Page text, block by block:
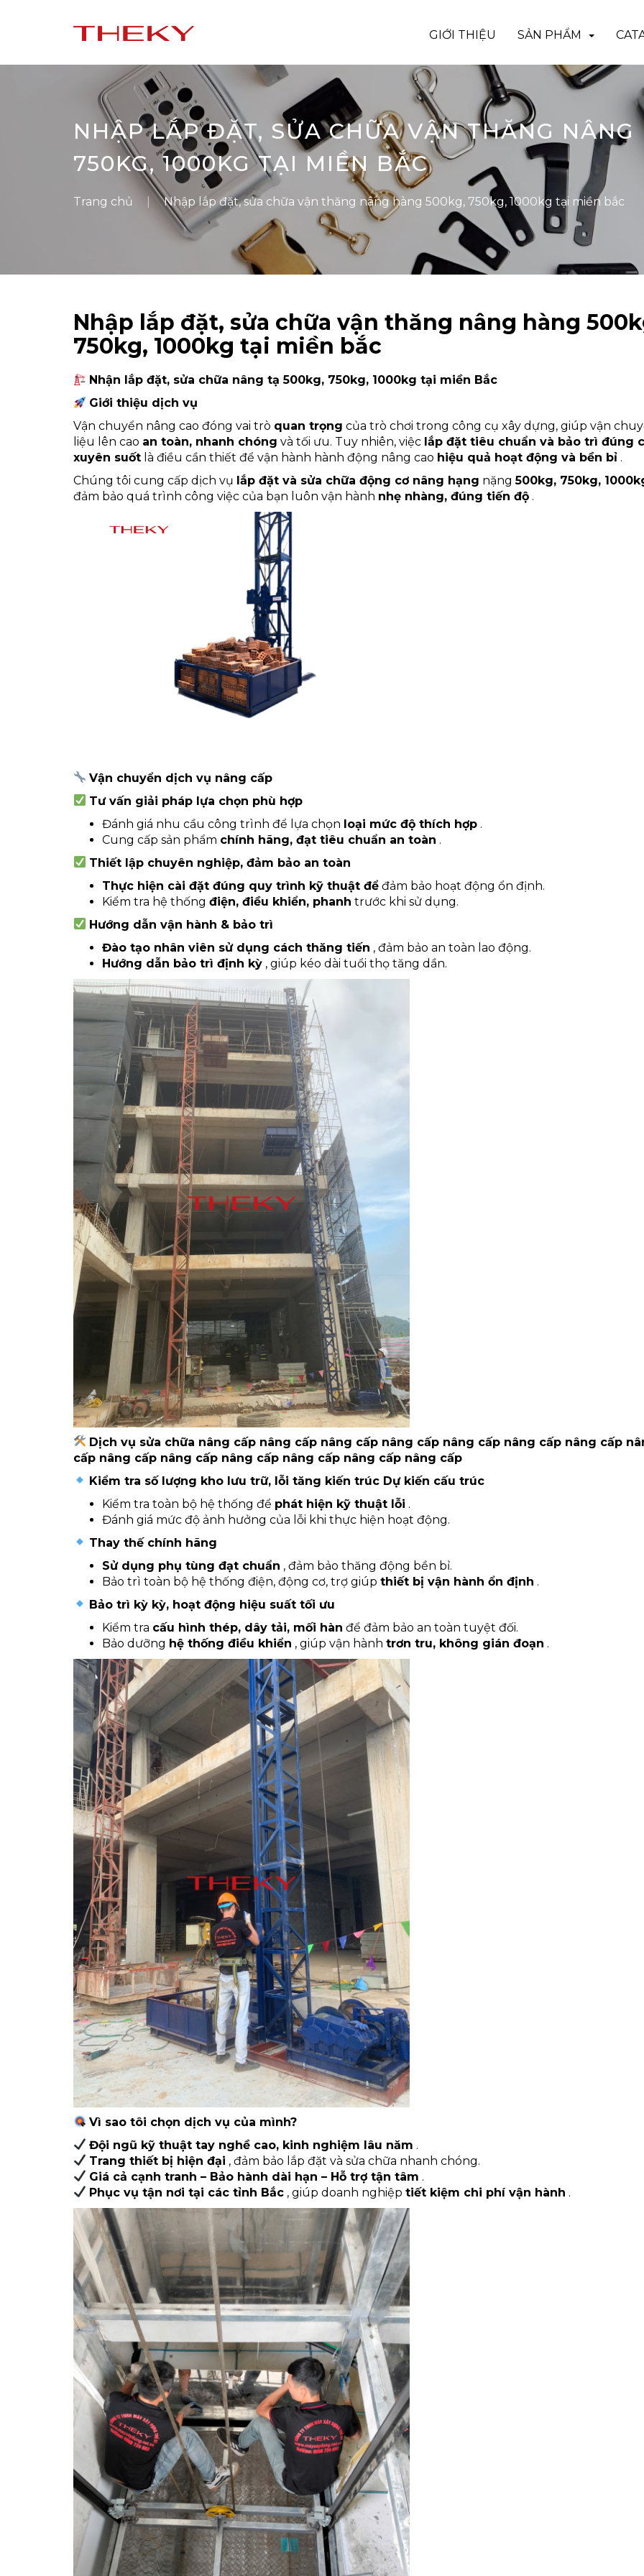
GIỚI THIỆU SẢN PHẨM
NHẬP LẮP ĐẶT, SỬA CHỮA VẬN THĂNG NÂNG
750KG, 1000KG TẠI MIỀN BẮC
Trang chủ Nhập lắp đặt, sửa chữa vận thăng nâng hàng 500kg, 750kg, 1000kg tại miền bắc
Nhập lắp đặt, sửa chữa vận thăng nâng hàng
750kg, 1000kg tại miền bắc
Nhận lắp đặt, sửa chữa nâng tạ 500kg, 750kg, 1000kg tại miền Bắc
Giới thiệu dịch vụ
Vận chuyển nâng cao đóng vai trò quan trọng của trò chơi trong công cụ xây dựng, giúp vận
liệu lên cao an toàn, nhanh chóng và tối ưu. Tuy nhiên, việc lắp đặt tiêu chuẩn và bảo trì đúng
xuyên suốt là điều cần thiết để vận hành hành động nâng cao hiệu quả hoạt động và bền bỉ .
Chúng tôi cung cấp dịch vụ lắp đặt và sửa chữa động cơ nâng hạng nặng500kg, 750kg,
đảm bảo quá trình công việc của bạn luôn vận hành nhẹ nhàng, đúng tiến độ .
Vận chuyển dịch vụ nâng cấp
Tư vấn giải pháp lựa chọn phù hợp
Đánh giá nhu cầu công trình để lựa chọn loại mức độ thích hợp .
Cung cấp sản phẩm chính hãng, đạt tiêu chuẩn an toàn .
Thiết lập chuyên nghiệp, đảm bảo an toàn
Thực hiện cài đặt đúng quy trình kỹ thuật để đảm bảo hoạt động ổn định.
Kiểm tra hệ thống điện, điều khiển, phanh trước khi sử dụng.
Hướng dẫn vận hành & bảo trì
Đào tạo nhân viên sử dụng cách thăng tiến , đảm bảo an toàn lao động.
Hướng dẫn bảo trì định kỳ , giúp kéo dài tuổi thọ tăng dần.
Dịch vụ sửa chữa nâng cấp nâng cấp nâng cấp nâng cấp nâng cấp nâng cấp nâng cấp
cấp nâng cấp nâng cấp nâng cấp nâng cấp nâng cấp nâng cấp
Kiểm tra số lượng kho lưu trữ, lỗi tăng kiến ​​trúc Dự kiến ​​​​​​cấu trúc
Kiểm tra toàn bộ hệ thống để phát hiện kỹ thuật lỗi .
Đánh giá mức độ ảnh hưởng của lỗi khi thực hiện hoạt động.
Thay thế chính hãng
Sử dụng phụ tùng đạt chuẩn , đảm bảo thăng động bền bỉ.
Bảo trì toàn bộ hệ thống điện, động cơ, trợ giúp thiết bị vận hành ổn định .
Bảo trì kỳ kỳ, hoạt động hiệu suất tối ưu
Kiểm tra cấu hình thép, dây tải, mối hàn để đảm bảo an toàn tuyệt đối.
Bảo dưỡng hệ thống điều khiển , giúp vận hành trơn tru, không gián đoạn .
Vì sao tôi chọn dịch vụ của mình?
Đội ngũ kỹ thuật tay nghề cao, kinh nghiệm lâu năm .
Trang thiết bị hiện đại , đảm bảo lắp đặt và sửa chữa nhanh chóng.
Giá cả cạnh tranh – Bảo hành dài hạn – Hỗ trợ tận tâm .
Phục vụ tận nơi tại các tỉnh Bắc , giúp doanh nghiệptiết kiệm chi phí vận hành .